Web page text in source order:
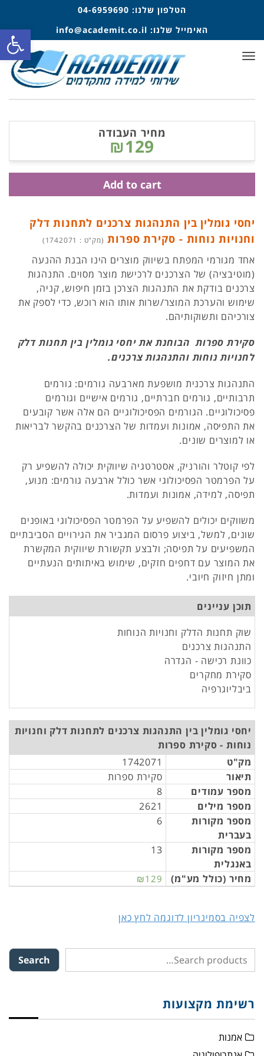
הטלפון שלנו: 04-6959690
האימייל שלנו: info@academit.co.il
תפריט
יחסי גומלין בין התנהגות צרכנים לתחנות דלק
וחנויות נוחות - סקירת ספרות (מק"ט : 1742071)
אחד מגורמי המפתח בשיווק מוצרים הינו הבנת ההנעה
(מוטיבציה) של הצרכנים לרכישת מוצר מסוים. התנהגות
צרכנים בודקת את התנהגות הצרכן בזמן חיפוש, קניה,
שימוש והערכת המוצר/שרות אותו הוא רוכש, כדי לספק את
צורכיהם ותשוקותיהם.
סקירת ספרות הבוחנת את יחסי גומלין בין תחנות דלק
לחנויות נוחות והתנהגות צרכנים.
התנהגות צרכנית מושפעת מארבעה גורמים: גורמים
תרבותיים, גורמים חברתיים, גורמים אישיים וגורמים
פסיכולוגיים. הגורמים הפסיכולוגיים הם אלה אשר קובעים
את התפיסה, אמונות ועמדות של הצרכנים בהקשר לבריאות
או למוצרים שונים.
לפי קוטלר והורניק, אסטרטגיה שיווקית יכולה להשפיע רק
על הפרמטר הפסיכולוגי אשר כולל ארבעה גורמים: מנוע,
תפיסה, למידה, אמונות ועמדות.
משווקים יכולים להשפיע על הפרמטר הפסיכולוגי באופנים
שונים, למשל, ביצוע פרסום המגביר את הגירויים הסביבתיים
המשפיעים על תפיסה; ולבצע תקשורת שיווקית המקשרת
את המוצר עם דחפים חזקים, שימוש באיתותים הנעתיים
ומתן חיזוק חיובי.
תוכן עניינים
שוק תחנות הדלק וחנויות הנוחות
התנהגות צרכנים
כוונת רכישה - הגדרה
סקירת מחקרים
ביבליוגרפיה
יחסי גומלין בין התנהגות צרכנים לתחנות דלק וחנויות
נוחות - סקירת ספרות
מק"ט
1742071
תיאור
סקירת ספרות
מספר עמודים
8
מספר מילים
2621
מספר מקורות
בעברית
6
מספר מקורות
באנגלית
13
מחיר (כולל מע"מ) ₪129
לצפיה בסמינריון לדוגמה לחץ כאן
מחיר העבודה
₪129
Add to cart
Search
רשימת מקצועות
אמנות
פתח